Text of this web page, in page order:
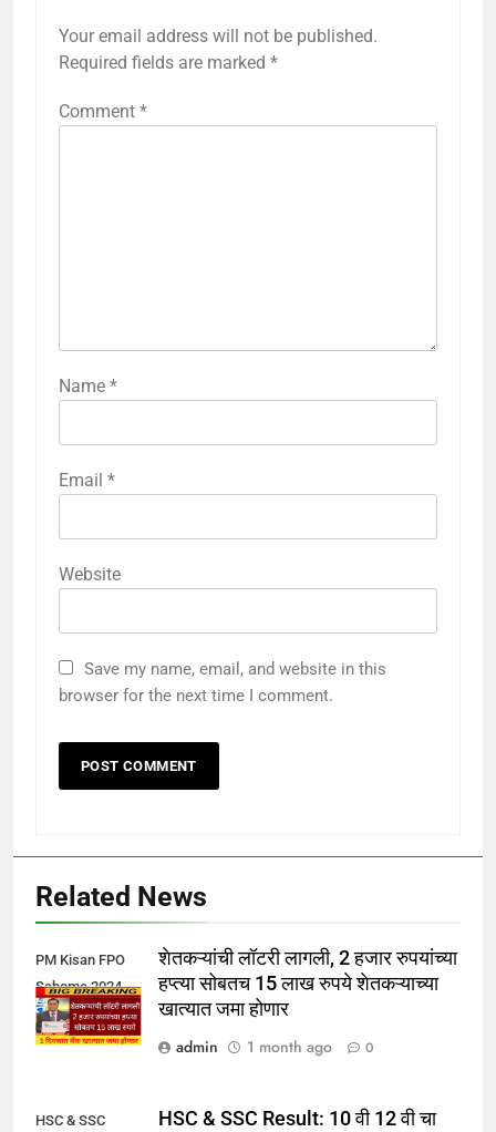
Your email address will not be published.
Required fields are marked *
Comment *
Name *
Email *
Website
Save my name, email, and website in this
browser for the next time I comment.
Related News
PM Kisan FPO
Scheme 2024
शेतकऱ्यांची लॉटरी लागली, 2 हजार रुपयांच्या
हप्त्या सोबतच 15 लाख रुपये शेतकऱ्याच्या
खात्यात जमा होणार
admin
1 month ago 0
HSC & SSC
HSC & SSC Result: 10 वी 12 वी चा